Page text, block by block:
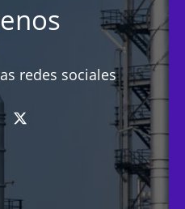
redes sociales